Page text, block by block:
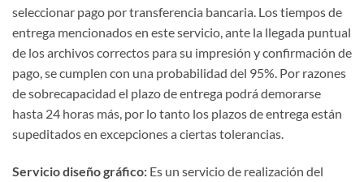
seleccionar pago por transferencia bancaria. Los tiempos de
entrega mencionados en este servicio, ante la llegada puntual
de los archivos correctos para su impresión y confirmación de
pago, se cumplen con una probabilidad del 95%. Por razones
de sobrecapacidad el plazo de entrega podrá demorarse
hasta 24 horas más, por lo tanto los plazos de entrega están
supeditados en excepciones a ciertas tolerancias.
Servicio diseño gráfico: Es un servicio de realización del